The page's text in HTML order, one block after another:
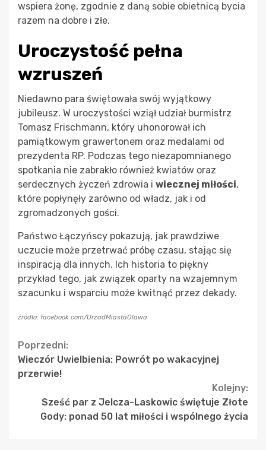
wspiera żonę, zgodnie z daną sobie obietnicą bycia
razem na dobre i złe.
Uroczystość pełna
wzruszeń
Niedawno para świętowała swój wyjątkowy
jubileusz. W uroczystości wziął udział burmistrz
Tomasz Frischmann, który uhonorował ich
pamiątkowym grawertonem oraz medalami od
prezydenta RP. Podczas tego niezapomnianego
spotkania nie zabrakło również kwiatów oraz
serdecznych życzeń zdrowia i wiecznej miłości,
które popłynęły zarówno od władz, jak i od
zgromadzonych gości.
Państwo Łączyńscy pokazują, jak prawdziwe
uczucie może przetrwać próbę czasu, stając się
inspiracją dla innych. Ich historia to piękny
przykład tego, jak związek oparty na wzajemnym
szacunku i wsparciu może kwitnąć przez dekady.
źródło: facebook.com/UrzadMiastaOlawa
Continue
Reading
Poprzedni:
Wieczór Uwielbienia: Powrót po wakacyjnej
przerwie!
Kolejny:
Sześć par z Jelcza-Laskowic świętuje Złote
Gody: ponad 50 lat miłości i wspólnego życia